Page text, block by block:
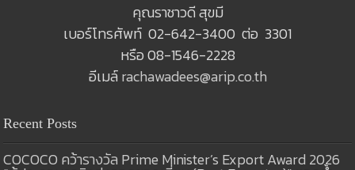
คุณราชาวดี สุขมี
เบอร์โทรศัพท์ 02-642-3400 ต่อ 3301
หรือ 08-1546-2228
อีเมล์rachawadees@arip.co.th
Recent Posts
COCOCO คว้ารางวัล Prime Minister’s Export Award 2026